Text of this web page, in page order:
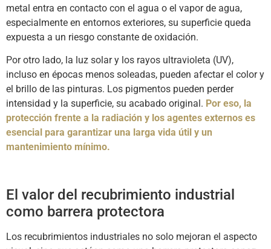
metal entra en contacto con el agua o el vapor de agua,
especialmente en entornos exteriores, su superficie queda
expuesta a un riesgo constante de oxidación.
Por otro lado, la luz solar y los rayos ultravioleta (UV),
incluso en épocas menos soleadas, pueden afectar el color y
el brillo de las pinturas. Los pigmentos pueden perder
intensidad y la superficie, su acabado original. Por eso, la
protección frente a la radiación y los agentes externos es
esencial para garantizar una larga vida útil y un
mantenimiento mínimo.
El valor del recubrimiento industrial
como barrera protectora
Los recubrimientos industriales no solo mejoran el aspecto